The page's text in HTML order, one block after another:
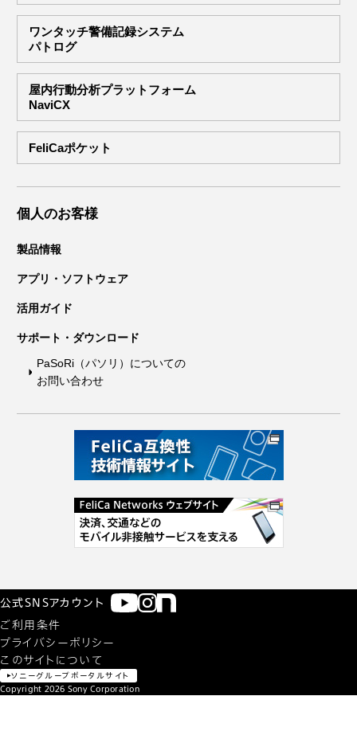
ワンタッチ警備記録システム
パトログ
屋内行動分析プラットフォーム
NaviCX
FeliCaポケット
個人のお客様
製品情報
アプリ・ソフトウェア
活用ガイド
サポート・ダウンロード
PaSoRi（パソリ）についての
お問い合わせ
公式SNSアカウント
ご利用条件
プライバシーポリシー
このサイトについて
ソニーグループポータルサイト
Copyright 2026 Sony Corporation